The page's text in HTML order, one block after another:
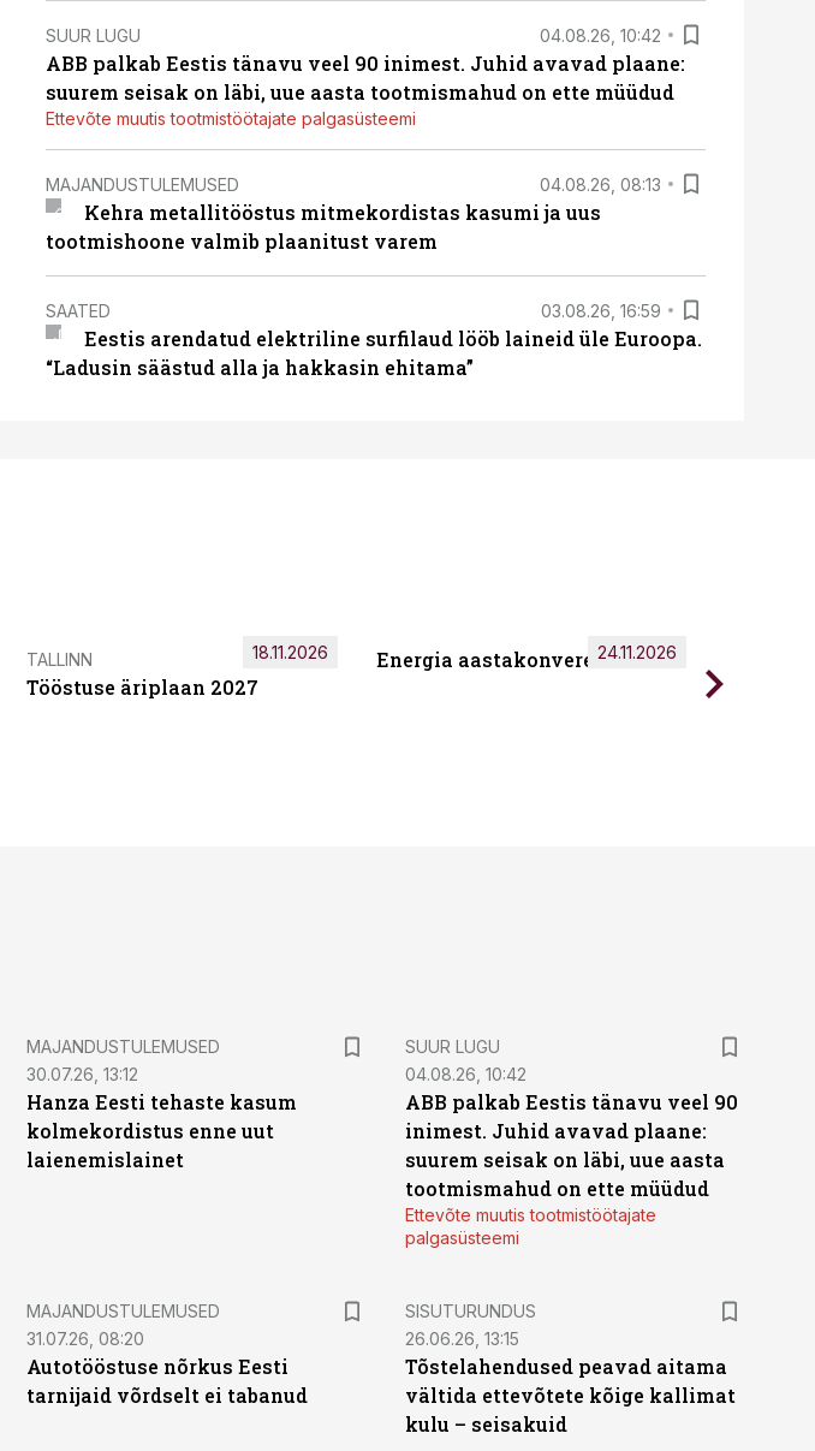
SUUR LUGU 04.08.26, 10:42
ABB palkab Eestis tänavu veel 90 inimest. Juhid avavad plaane:
suurem seisak on läbi, uue aasta tootmismahud on ette müüdud
Ettevõte muutis tootmistöötajate palgasüsteemi
MAJANDUSTULEMUSED 04.08.26, 08:13
Kehra metallitööstus mitmekordistas kasumi ja uus
tootmishoone valmib plaanitust varem
SAATED 03.08.26, 16:59
Eestis arendatud elektriline surfilaud lööb laineid üle Euroopa.
“Ladusin säästud alla ja hakkasin ehitama”
TALLINN
Tööstuse äriplaan 2027
18.11.2026 Energia aastakonverents 2026
24.11.2026
MAJANDUSTULEMUSED
30.07.26, 13:12
Hanza Eesti tehaste kasum
kolmekordistus enne uut
laienemislainet
SUUR LUGU
04.08.26, 10:42
ABB palkab Eestis tänavu veel 90
inimest. Juhid avavad plaane:
suurem seisak on läbi, uue aasta
tootmismahud on ette müüdud
Ettevõte muutis tootmistöötajate
palgasüsteemi
MAJANDUSTULEMUSED
31.07.26, 08:20
Autotööstuse nõrkus Eesti
tarnijaid võrdselt ei tabanud
ST
SISUTURUNDUS
26.06.26, 13:15
Tõstelahendused peavad aitama
vältida ettevõtete kõige kallimat
kulu – seisakuid